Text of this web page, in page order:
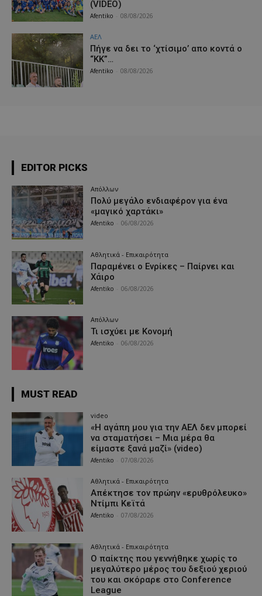
(VIDEO)
Afentiko 08/08/2026
ΑΕΛ
Πήγε να δει το ‘χτίσιμο’ απο κοντά ο
“ΚΚ”…
Afentiko 08/08/2026
EDITOR PICKS
Απόλλων
Πολύ μεγάλο ενδιαφέρον για ένα
«μαγικό χαρτάκι»
Afentiko 06/08/2026
Αθλητικά - Επικαιρότητα
Παραμένει ο Ενρίκες – Παίρνει και
Χάιρο
Afentiko 06/08/2026
Απόλλων
Τι ισχύει με Κονομή
Afentiko 06/08/2026
MUST READ
video
«Η αγάπη μου για την ΑΕΛ δεν μπορεί
να σταματήσει – Μια μέρα θα
είμαστε ξανά μαζί» (video)
Afentiko 07/08/2026
Αθλητικά - Επικαιρότητα
Απέκτησε τον πρώην «ερυθρόλευκο»
Ντίμπι Κεϊτά
Afentiko 07/08/2026
Αθλητικά - Επικαιρότητα
Ο παίκτης που γεννήθηκε χωρίς το
μεγαλύτερο μέρος του δεξιού χεριού
του και σκόραρε στο Conference
League